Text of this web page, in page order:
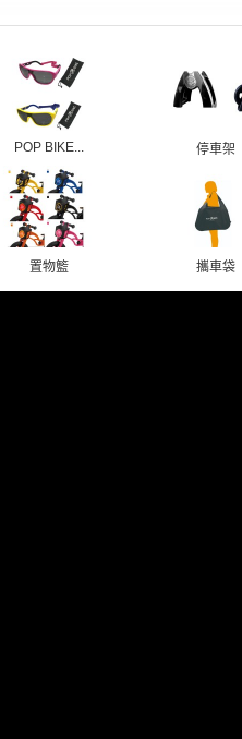
POP BIKE... 停車架
置物籃 攜車袋